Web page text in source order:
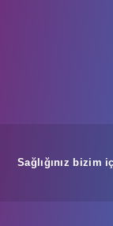
Sağlığınız bizim